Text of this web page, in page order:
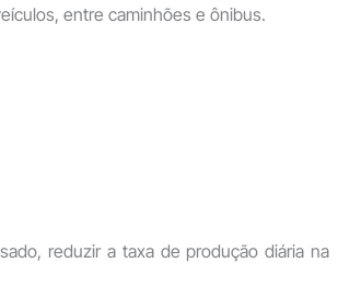
entre caminhões e ônibus.
reduzir a taxa de produção diária na